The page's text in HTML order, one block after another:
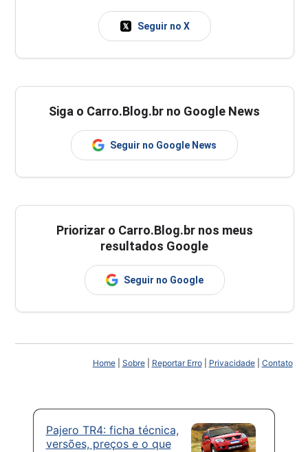
Seguir no X
Siga o Carro.Blog.br no Google News
Seguir no Google News
Priorizar o Carro.Blog.br nos meus
resultados Google
Seguir no Google
Home| Sobre| Reportar Erro| Privacidade| Contato
Pajero TR4: ficha técnica,
versões, preços e o que